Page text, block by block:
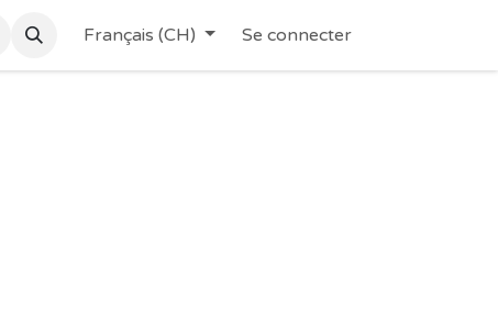
Français (CH) Se connecter